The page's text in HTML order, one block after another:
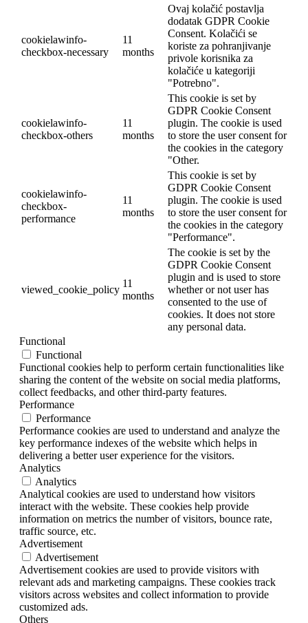
cookielawinfo-
checkbox-necessary
11
months
Ovaj kolačić postavlja
dodatak GDPR Cookie
Consent. Kolačići se
koriste za pohranjivanje
privole korisnika za
kolačiće u kategoriji
"Potrebno".
cookielawinfo-
checkbox-others
11
months
This cookie is set by
GDPR Cookie Consent
plugin. The cookie is used
to store the user consent for
the cookies in the category
"Other.
cookielawinfo-
checkbox-
performance
11
months
This cookie is set by
GDPR Cookie Consent
plugin. The cookie is used
to store the user consent for
the cookies in the category
"Performance".
viewed_cookie_policy
11
months
The cookie is set by the
GDPR Cookie Consent
plugin and is used to store
whether or not user has
consented to the use of
cookies. It does not store
any personal data.
Functional
Functional
Functional cookies help to perform certain functionalities like
sharing the content of the website on social media platforms,
collect feedbacks, and other third-party features.
Performance
Performance
Performance cookies are used to understand and analyze the
key performance indexes of the website which helps in
delivering a better user experience for the visitors.
Analytics
Analytics
Analytical cookies are used to understand how visitors
interact with the website. These cookies help provide
information on metrics the number of visitors, bounce rate,
traffic source, etc.
Advertisement
Advertisement
Advertisement cookies are used to provide visitors with
relevant ads and marketing campaigns. These cookies track
visitors across websites and collect information to provide
customized ads.
Others